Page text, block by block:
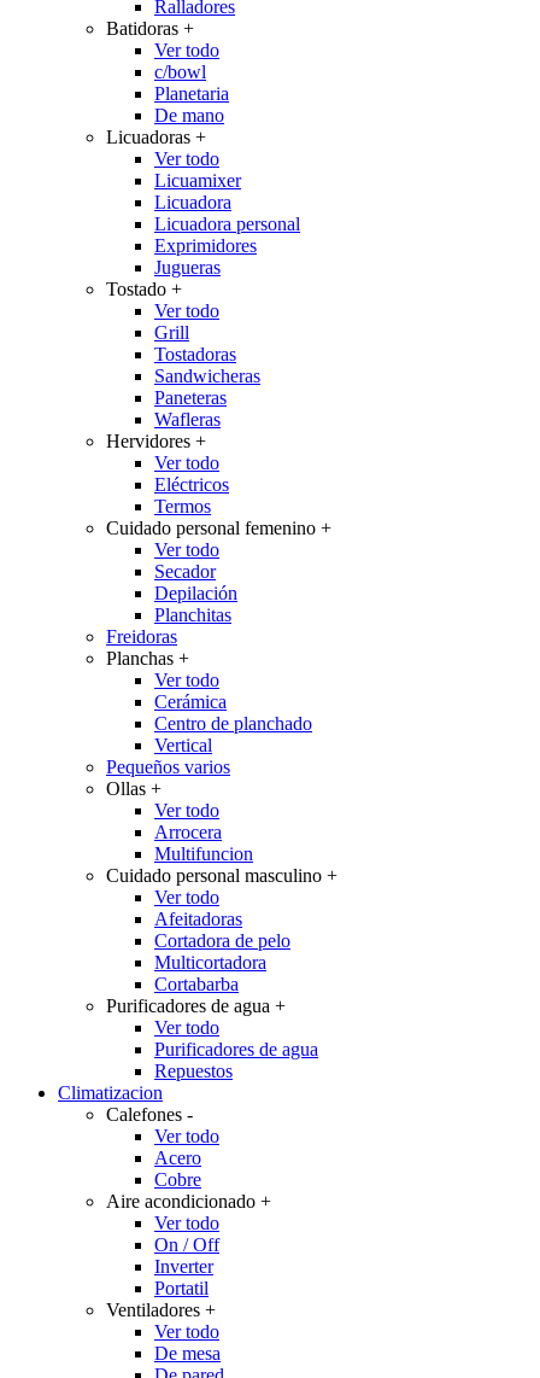
Ralladores
Batidoras +
Ver todo
c/bowl
Planetaria
De mano
Licuadoras +
Ver todo
Licuamixer
Licuadora
Licuadora personal
Exprimidores
Jugueras
Tostado +
Ver todo
Grill
Tostadoras
Sandwicheras
Paneteras
Wafleras
Hervidores +
Ver todo
Eléctricos
Termos
Cuidado personal femenino +
Ver todo
Secador
Depilación
Planchitas
Freidoras
Planchas +
Ver todo
Cerámica
Centro de planchado
Vertical
Pequeños varios
Ollas +
Ver todo
Arrocera
Multifuncion
Cuidado personal masculino +
Ver todo
Afeitadoras
Cortadora de pelo
Multicortadora
Cortabarba
Purificadores de agua +
Ver todo
Purificadores de agua
Repuestos
Climatizacion
Calefones -
Ver todo
Acero
Cobre
Aire acondicionado +
Ver todo
On / Off
Inverter
Portatil
Ventiladores +
Ver todo
De mesa